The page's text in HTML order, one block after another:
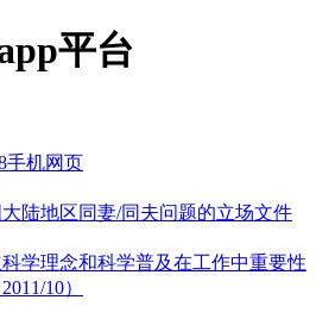
平台
手机网页
陆地区同妻/同夫问题的立场文件
学理念和科学普及在工作中重要性
10）